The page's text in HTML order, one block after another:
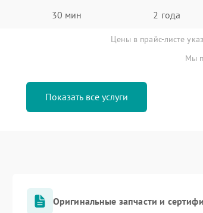
30 мин 2 года
Цены в прайс-листе
Мы
Показать все услуги
Оригинальные запчасти и